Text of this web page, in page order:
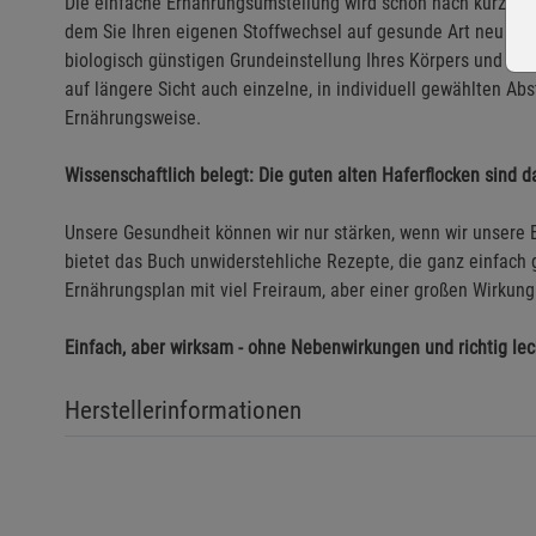
dem Sie Ihren eigenen Stoffwechsel auf gesunde Art neu
biologisch günstigen Grundeinstellung Ihres Körpers und
auf längere Sicht auch einzelne, in individuell gewählten
Ernährungsweise.
Wissenschaftlich belegt: Die guten alten Haferflocken sind
Unsere Gesundheit können wir nur stärken, wenn wir
bietet das Buch unwiderstehliche Rezepte, die ganz
Ernährungsplan mit viel Freiraum, aber einer großen
Einfach, aber wirksam - ohne Nebenwirkungen und richtig
Herstellerinformationen